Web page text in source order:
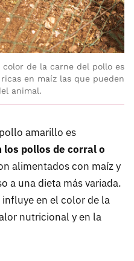
de la carne del pollo es
en maíz las que pueden
animal.
amarillo es
los pollos de corral o
alimentados con maíz y
a una dieta más variada.
en el color de la
nutricional y en la